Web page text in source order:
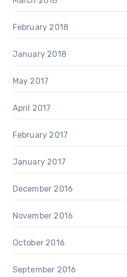
February 2018
January 2018
May 2017
April 2017
February 2017
January 2017
December 2016
November 2016
October 2016
September 2016